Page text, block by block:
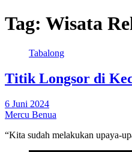
Tag: Wisata
Tabalong
Titik Longsor di
6 Juni 2024
Mercu Benua
“Kita sudah melakukan upaya-